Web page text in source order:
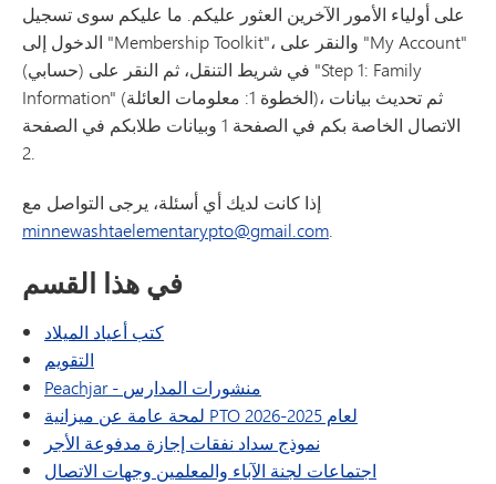
على أولياء الأمور الآخرين العثور عليكم. ما عليكم سوى تسجيل
الدخول إلى "Membership Toolkit"، والنقر على "My Account"
(حسابي) في شريط التنقل، ثم النقر على "Step 1: Family
Information" (الخطوة 1: معلومات العائلة)، ثم تحديث بيانات
الاتصال الخاصة بكم في الصفحة 1 وبيانات طلابكم في الصفحة
2.
إذا كانت لديك أي أسئلة، يرجى التواصل مع
minnewashtaelementarypto@gmail.com.
في هذا القسم
كتب أعياد الميلاد
التقويم
Peachjar - منشورات المدارس
لمحة عامة عن ميزانية PTO لعام 2025-2026
نموذج سداد نفقات إجازة مدفوعة الأجر
اجتماعات لجنة الآباء والمعلمين وجهات الاتصال